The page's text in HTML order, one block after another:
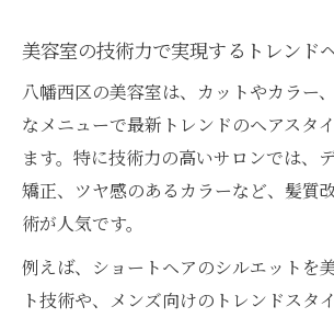
美容室の技術力で実現するトレンド
八幡西区の美容室は、カットやカラー
なメニューで最新トレンドのヘアスタ
ます。特に技術力の高いサロンでは、
矯正、ツヤ感のあるカラーなど、髪質
術が人気です。
例えば、ショートヘアのシルエットを
ト技術や、メンズ向けのトレンドスタ